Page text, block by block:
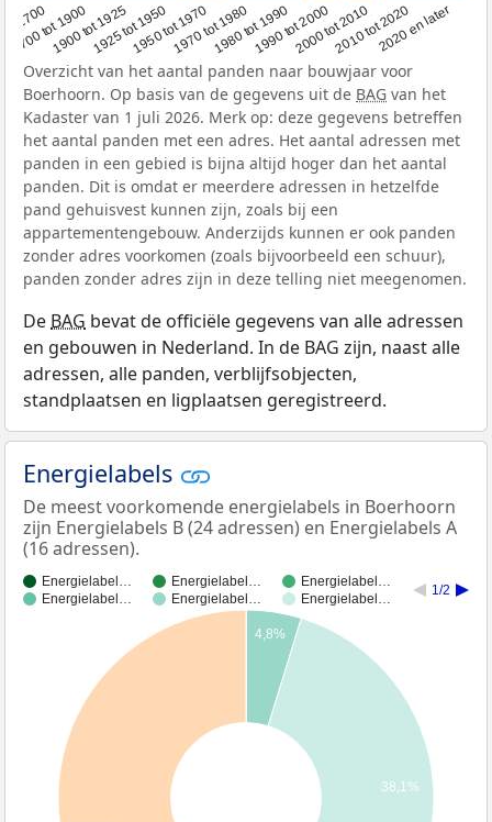
1700
1700 tot 1900
1900 tot 19251925 tot 19501950 tot 19701970 tot 19801980 tot 19901990 tot 20002000 tot 20102010 tot 20202020 en later
Overzicht van het aantal panden naar bouwjaar voor
Boerhoorn. Op basis van de gegevens uit de BAG van het
Kadaster van 1 juli 2026. Merk op: deze gegevens betreffen
het aantal panden met een adres. Het aantal adressen met
panden in een gebied is bijna altijd hoger dan het aantal
panden. Dit is omdat er meerdere adressen in hetzelfde
pand gehuisvest kunnen zijn, zoals bij een
appartementengebouw. Anderzijds kunnen er ook panden
zonder adres voorkomen (zoals bijvoorbeeld een schuur),
panden zonder adres zijn in deze telling niet meegenomen.
De BAG bevat de officiële gegevens van alle adressen
en gebouwen in Nederland. In de BAG zijn, naast alle
adressen, alle panden, verblijfsobjecten,
standplaatsen en ligplaatsen geregistreerd.
Energielabels
De meest voorkomende energielabels in Boerhoorn
zijn Energielabels B (24 adressen) en Energielabels A
(16 adressen).
Energielabel… Energielabel…
Energielabel…
Energielabel…
Energielabel… Energielabel…
1/2
4,8%
38,1%